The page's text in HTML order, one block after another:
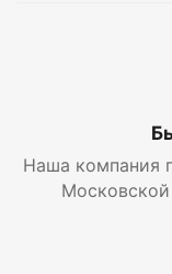
Наша компания